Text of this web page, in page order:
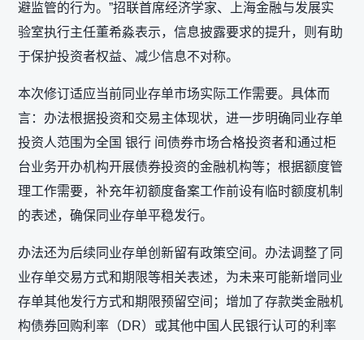
避监管的行为。”招联首席经济学家、上海金融与发展实
验室执行主任董希淼表示，信息披露要求的提升，则有助
于保护投资者权益、减少信息不对称。
本次修订适应当前同业存单市场实际工作需要。具体而
言：办法根据投资和交易主体现状，进一步明确同业存单
投资人范围为全国 银行 间债券市场合格投资者和通过柜
台业务开办机构开展债券投资的金融机构等；根据额度管
理工作需要，补充年初额度备案工作前设有临时额度机制
的表述，确保同业存单平稳发行。
办法还为后续同业存单创新留有政策空间。办法调整了同
业存单交易方式和期限等相关表述，为未来可能新增同业
存单其他发行方式和期限预留空间；增加了存款类金融机
构债券回购利率（DR）或其他中国人民银行认可的利率